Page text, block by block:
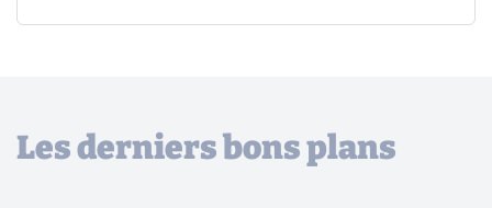
Les derniers bons plans